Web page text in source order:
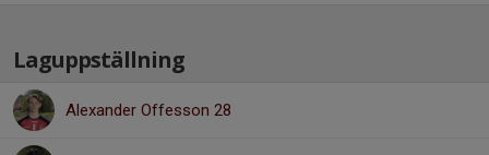
Laguppställning
Alexander Offesson 28